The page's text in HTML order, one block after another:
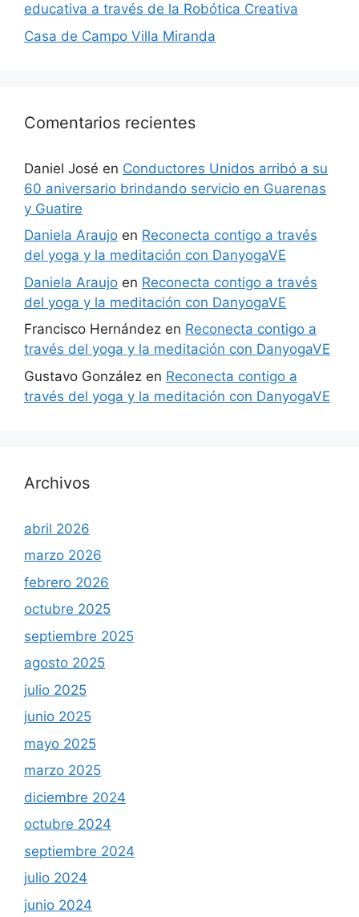
educativa a través de la Robótica Creativa
Casa de Campo Villa Miranda
Comentarios recientes
Daniel José en Conductores Unidos arribó a su
60 aniversario brindando servicio en Guarenas
y Guatire
Daniela Araujo en Reconecta contigo a través
del yoga y la meditación con DanyogaVE
Daniela Araujo en Reconecta contigo a través
del yoga y la meditación con DanyogaVE
Francisco Hernández en Reconecta contigo a
través del yoga y la meditación con DanyogaVE
Gustavo González en Reconecta contigo a
través del yoga y la meditación con DanyogaVE
Archivos
abril 2026
marzo 2026
febrero 2026
octubre 2025
septiembre 2025
agosto 2025
julio 2025
junio 2025
mayo 2025
marzo 2025
diciembre 2024
octubre 2024
septiembre 2024
julio 2024
junio 2024